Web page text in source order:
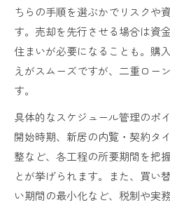
ちらの手順を選ぶかでリスクや
す。売却を先行させる場合は資
住まいが必要になることも。購
えがスムーズですが、二重ロー
す。
具体的なスケジュール管理のポ
開始時期、新居の内覧・契約タ
整など、各工程の所要期間を把
とが挙げられます。また、買い
い期間の最小化など、税制や実